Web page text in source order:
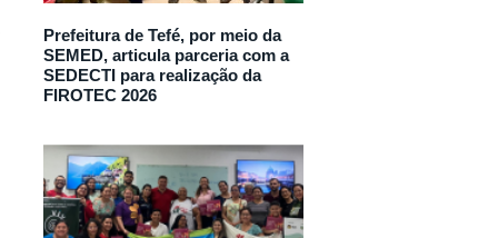
Prefeitura de Tefé, por meio da
SEMED, articula parceria com a
SEDECTI para realização da
FIROTEC 2026